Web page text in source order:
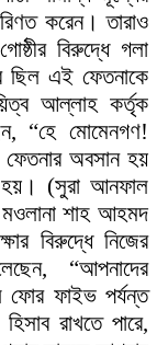
করেন। তারাও
বিরুদ্ধে গলা
ছিল এই ফেতনাকে
আল্লাহ কর্তৃক
“হে মোমেনগণ!
ফেতনার অবসান হয়
হয়। (সুরা আনফাল
শাহ আহমদ
বিরুদ্ধে নিজের
“আপনাদের
ফোর ফাইভ পর্যন্ত
রাখতে পারে,